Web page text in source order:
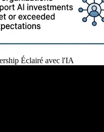
Éclairé avec l'IA